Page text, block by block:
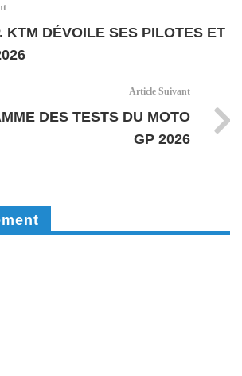
KTM DÉVOILE SES PILOTES ET
Article Suivant
DES TESTS DU MOTO
GP 2026